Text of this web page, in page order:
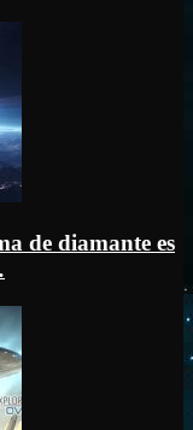
de diamante es